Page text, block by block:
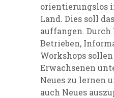
orientierungslos
Land. Dies soll
auffangen. Durch
Betrieben,
Workshops
Erwachsenen
Neues zu lernen
auch Neues